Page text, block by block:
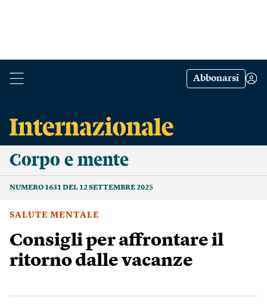
Abbonarsi
Corpo e mente
NUMERO 1631 DEL 12 SETTEMBRE 2025
SALUTE MENTALE
Consigli per affrontare il
ritorno dalle vacanze